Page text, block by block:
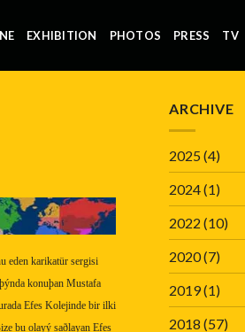
EXHIBITION PHOTOS PRESS TV
eden karikatür sergisi
konuþan Mustafa
Efes Kolejinde bir ilki
bu olayý saðlayan Efes
ARCHIVE
2025(4)
2024(1)
2022 (10)
2020(7)
2019(1)
2018 (57)